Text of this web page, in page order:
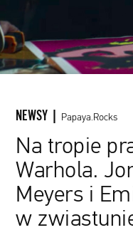
NEWSY | Papaya.Rocks
Na tropie
Warhola.
Meyers i
w